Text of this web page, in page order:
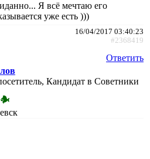
Я всё мечтаю его
уже есть )))
16/04/2017 03:40:23
#2368419
Ответить
Кандидат в Советники